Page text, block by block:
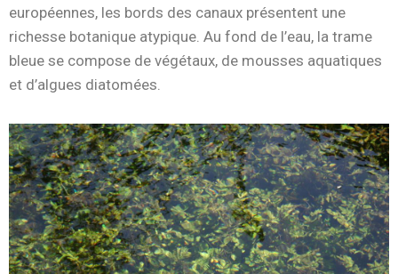
européennes, les bords des canaux présentent une
richesse botanique atypique. Au fond de l’eau, la trame
bleue se compose de végétaux, de mousses aquatiques
et d’algues diatomées.